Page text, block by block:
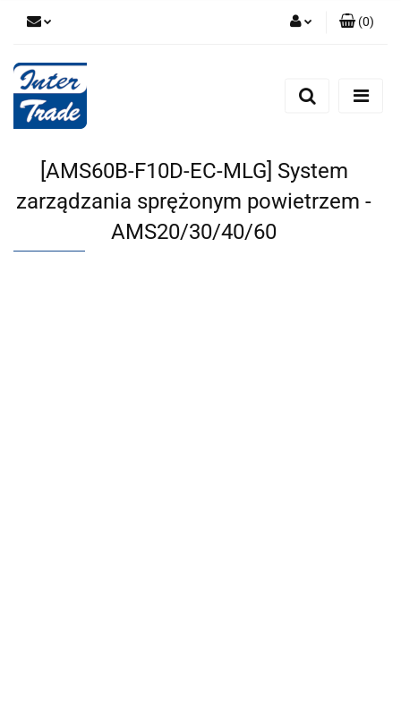
Zarejestruj się
(0)
[AMS60B-F10D-EC-MLG] System
zarządzania sprężonym powietrzem -
AMS20/30/40/60